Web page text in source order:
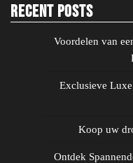
Recent Posts
Voordelen van
Exclusieve
Koop uw
Ontdek